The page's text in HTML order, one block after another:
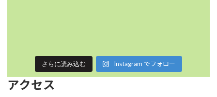
さらに読み込む Instagram でフォロー
アクセス